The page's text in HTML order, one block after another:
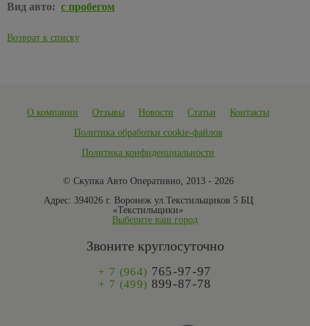
Вид авто: с пробегом
Возврат к списку
О компании Отзывы Новости Статьи
Контакты
Политика обработки cookie-файлов
Политика конфиденциальности
© Скупка Авто Оперативно, 2013 - 2026
Адрес: 394026 г. Воронеж ул.Текстильщиков 5 БЦ
«Текстильщики»
Выберите ваш город
Звоните круглосуточно
+ 7 (964) 765-97-97
+ 7 (499) 899-87-78